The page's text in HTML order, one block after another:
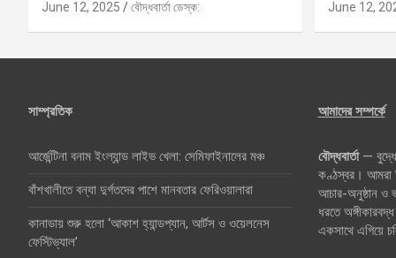
June 12, 2025 বৌদ্ধবার্তা ডেস্ক: June 12,
সাম্প্রতিক
আর্জেন্টিনা বনাম ইংল্যান্ড লাইভ খেলা: সেমিফাইনালের মঞ্চ
বাঁশখালীতে বন্যা দুর্গতদের পাশে মানবতার ফেরিওয়ালারা
কানাডায় শুরু হলো ‘আকাশ হ্যান্ডপ্যান, আর্টস ও ওয়েলনেস
ফেস্টিভ্যাল’
আমাদের সম্পর্কে
বৌদ্ধবার্তা—
কণ্ঠস্বর। আমরা
আচার-অনুষ্ঠান ও
ধরতে
একসাথে এগিয়ে